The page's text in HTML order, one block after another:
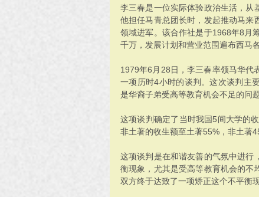
李三春是一位实际体验政治生活，从
他担任马青总团长时，发起推动马来
领域进军。该合作社是于1968年8月
千万，发展计划和营业范围遍布西马
1979年6月28日，李三春率领马华代
一项历时4小时的谈判。这次谈判主
是华裔子弟受高等教育机会不足的问题
这项谈判确定了当时我国5间大学的
非土著的收生额至土著55%，非土著
这项谈判是在和谐友善的气氛中进行
衡现象，尤其是受高等教育机会的不
双方终于达致了一项矫正这个不平衡